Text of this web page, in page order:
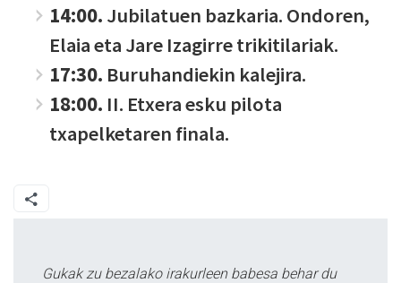
14:00. Jubilatuen bazkaria. Ondoren,
Elaia eta Jare Izagirre trikitilariak.
17:30. Buruhandiekin kalejira.
18:00. II. Etxera esku pilota
txapelketaren finala.
Gukak zu bezalako irakurleen babesa behar du